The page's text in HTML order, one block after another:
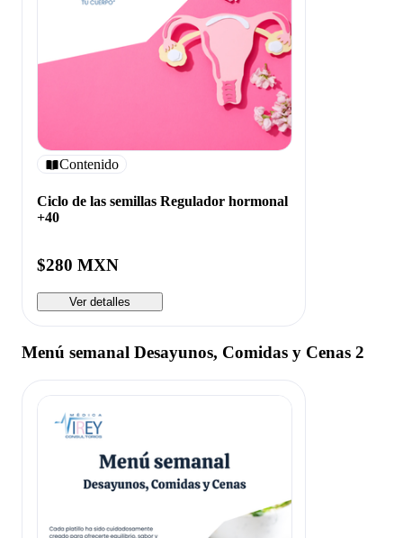
Contenido
Ciclo de las semillas Regulador hormonal
+40
$280 MXN
Ver detalles
Menú semanal Desayunos, Comidas y Cenas 2